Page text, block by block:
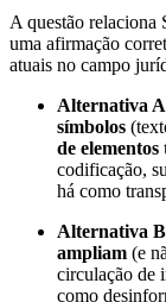
A questão
uma afirmação
atuais no campo
Alternativa A
símbolos
de elementos
codificação,
há como
Alternativa B
ampliam (e
circulação de
como